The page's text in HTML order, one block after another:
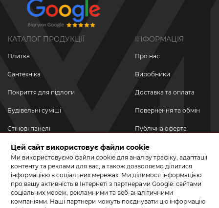
КАТАЛОГ ПРОДУКЦІЇ
Плитка
Сантехніка
Покриття для підлоги
Будівельні суміші
Стінові панелі
Новинки
Акційні товари
Акції/Знижки
ІНФОРМАЦІЯ
Про нас
Виробники
Доставка та оплата
Повернення та обмін
Публічна оферта
Політика
конфіденційності
ПРИЄДНУЙТЕСЬ ДО НАС У СОЦМЕРЕЖАХ
Цей сайт використовує файли cookie
Ми використовуємо файли cookie для аналізу трафіку, адаптації
контенту та реклами для вас, а також дозволяємо ділитися
інформацією в соціальних мережах. Ми ділимося інформацією
про вашу активність в Інтернеті з партнерами Google: сайтами
соціальних мереж, рекламними та веб-аналітичними
компаніями. Наші партнери можуть поєднувати цю інформацію